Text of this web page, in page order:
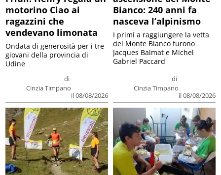
motorino Ciao ai
ragazzini che
vendevano limonata
di
Cinzia Timpano
il 08/08/2026
Ondata di generosità per i tre
giovani della provincia di
Udine
Bianco: 240 anni fa
nasceva l’alpinismo
di
Cinzia Timpano
il 08/08/2026
I primi a raggiungere la vetta
del Monte Bianco furono
Jacques Balmat e Michel
Gabriel Paccard